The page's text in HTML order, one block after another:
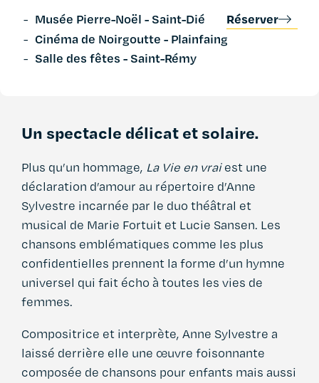
- Musée Pierre-Noël - Saint-Dié Réserver
- Cinéma de Noirgoutte - Plainfaing
- Salle des fêtes - Saint-Rémy
Un spectacle délicat et solaire.
Plus qu’un hommage, La Vie en vraiest une
déclaration d’amour au répertoire d’Anne
Sylvestre incarnée par le duo théâtral et
musical de Marie Fortuit et Lucie Sansen. Les
chansons emblématiques comme les plus
confidentielles prennent la forme d’un hymne
universel qui fait écho à toutes les vies de
femmes.
Compositrice et interprète, Anne Sylvestre a
laissé derrière elle une œuvre foisonnante
composée de chansons pour enfants mais aussi